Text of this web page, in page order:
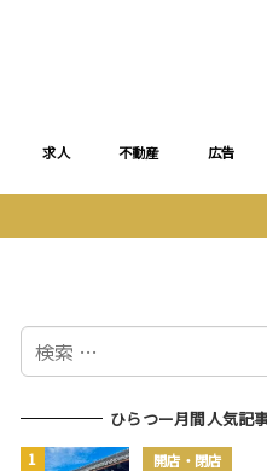
求人 不動産 広告
検
ひらつー月間人気記
開店・閉店